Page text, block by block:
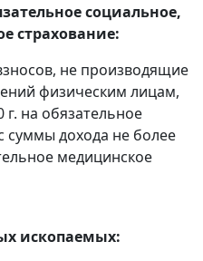
социальное,
страхование:
не производящие
физическим лицам,
г. на обязательное
суммы дохода не более
медицинское
ископаемых: